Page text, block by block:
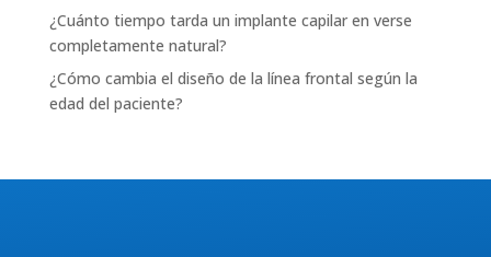
¿Cuánto tiempo tarda un implante capilar en verse
completamente natural?
¿Cómo cambia el diseño de la línea frontal según la
edad del paciente?